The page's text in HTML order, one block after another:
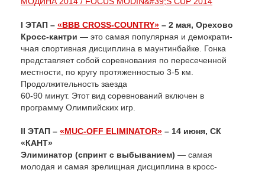
I ЭТАП – «BBB CROSS-COUNTRY» – 2 мая, Орехово
Кросс-кантри — это самая популярная и демократи­
чная спортивная дис­цип­лина в маунтинбайке. Гонка
представляет собой соревнования по пере­се­чен­ной
местности, по кругу протяженностью 3-5 км.
Продолжительность заезда
60-90 минут. Этот вид соревнований включен в
программу Олимпийских игр.
II ЭТАП – «MUC-OFF ELIMINATOR» – 14 июня, СК
«КАНТ»
Элиминатор (спринт с выбыванием) — самая
молодая и самая зрелищная дисциплина в кросс-